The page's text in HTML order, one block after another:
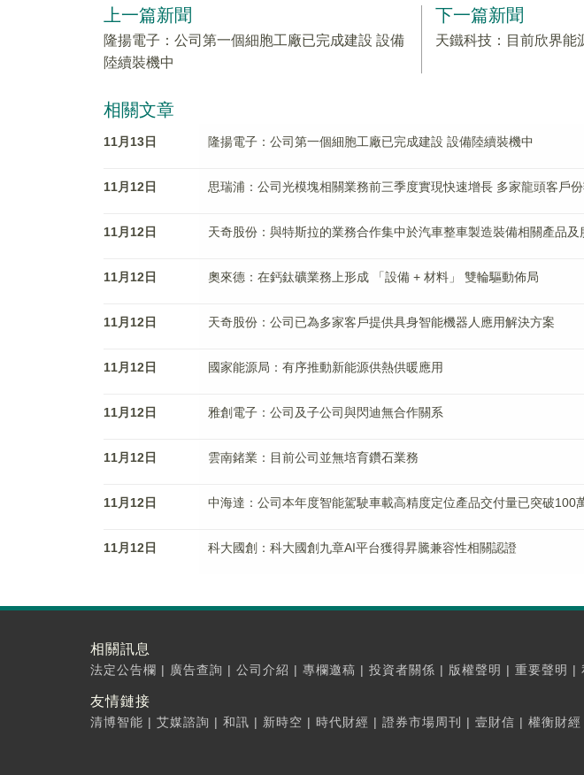
上一篇新聞
隆揚電子：公司第一個細胞工廠已完成建設 設備
陸續裝機中
下一篇新聞
天鐵科技：目前欣界能
相關文章
11月13日 隆揚電子：公司第一個細胞工廠已完成建設 設備陸續裝機中
11月12日 思瑞浦：公司光模塊相關業務前三季度實現快速增長 多家龍頭客戶
11月12日 天奇股份：與特斯拉的業務合作集中於汽車整車製造裝備相關產品及
11月12日 奧來德：在鈣鈦礦業務上形成 「設備 + 材料」 雙輪驅動佈局
11月12日 天奇股份：公司已為多家客戶提供具身智能機器人應用解決方案
11月12日 國家能源局：有序推動新能源供熱供暖應用
11月12日 雅創電子：公司及子公司與閃迪無合作關系
11月12日 雲南鍺業：目前公司並無培育鑽石業務
11月12日 中海達：公司本年度智能駕駛車載高精度定位產品交付量已突破100
11月12日 科大國創：科大國創九章AI平台獲得昇騰兼容性相關認證
相關訊息
法定公告欄 | 廣告查詢 | 公司介紹 | 專欄邀稿 | 投資者關係 | 版權聲明 | 重要聲明 |
友情鏈接
清博智能 | 艾媒諮詢 | 和訊 | 新時空 | 時代財經 | 證券市場周刊 | 壹財信 | 權衡財經